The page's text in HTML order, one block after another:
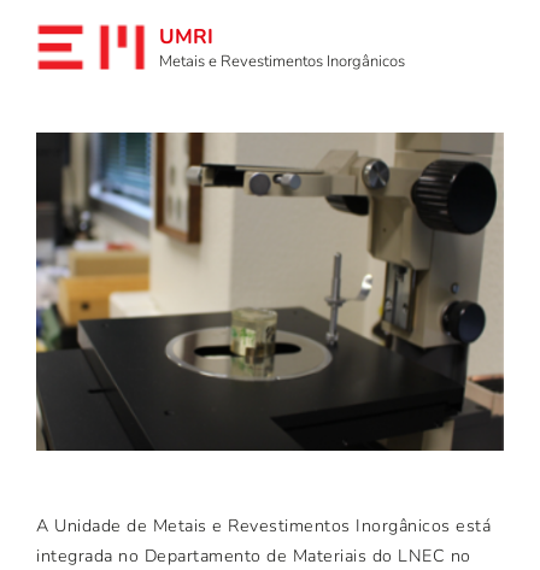
UMRI
Metais e Revestimentos Inorgânicos
A Unidade de Metais e Revestimentos Inorgânicos está
integrada no Departamento de Materiais do LNEC no